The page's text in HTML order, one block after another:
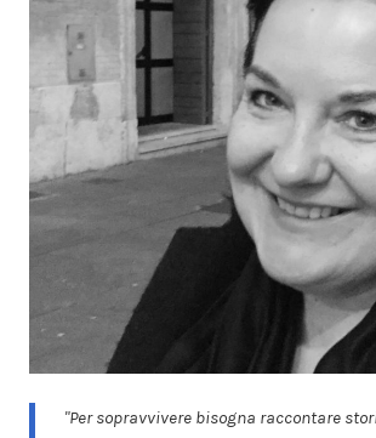
"Per sopravvivere bisogna raccontare